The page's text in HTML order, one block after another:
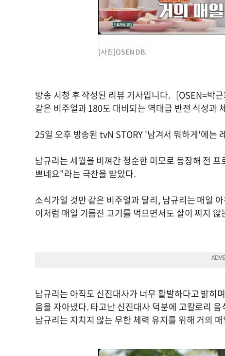
[사진]OSEN DB.
방송 시청 후 작성된 리뷰 기사입니다. [OSEN=박
같은 비주얼과 180도 대비되는 역대급 반전 식성과
25일 오후 방송된 tvN STORY '남겨서 뭐하게'에는
남규리는 세월을 비껴간 청순한 미모로 등장해 전
쁘네요"라는 극찬을 받았다.
소식가일 것만 같은 비주얼과 달리, 남규리는 매일
이처럼 매일 기름진 고기를 먹으면서도 살이 찌지
남규리는 아직도 신진대사가 너무 활발하다고 밝히
움을 자아냈다. 타고난 신진대사 덕분에 고칼로리
남규리는 지치지 않는 무한 체력 유지를 위해 거의